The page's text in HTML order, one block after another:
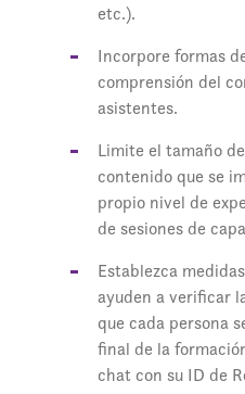
etc.).
Incorpore formas
comprensión del
asistentes.
Limite el tamaño
contenido que se
propio nivel de
de sesiones de
Establezca
ayuden a verificar
que cada persona
final de la
chat con su ID de